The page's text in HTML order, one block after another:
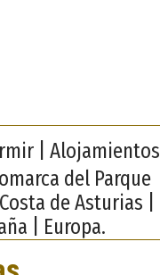
| Alojamientos
del Parque
de Asturias |
| Europa.